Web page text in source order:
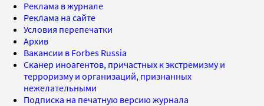
Реклама в журнале
Реклама на сайте
Условия перепечатки
Архив
Вакансии в Forbes Russia
Сканер иноагентов, причастных к экстремизму и
терроризму и организаций, признанных
нежелательными
Подписка на печатную версию журнала